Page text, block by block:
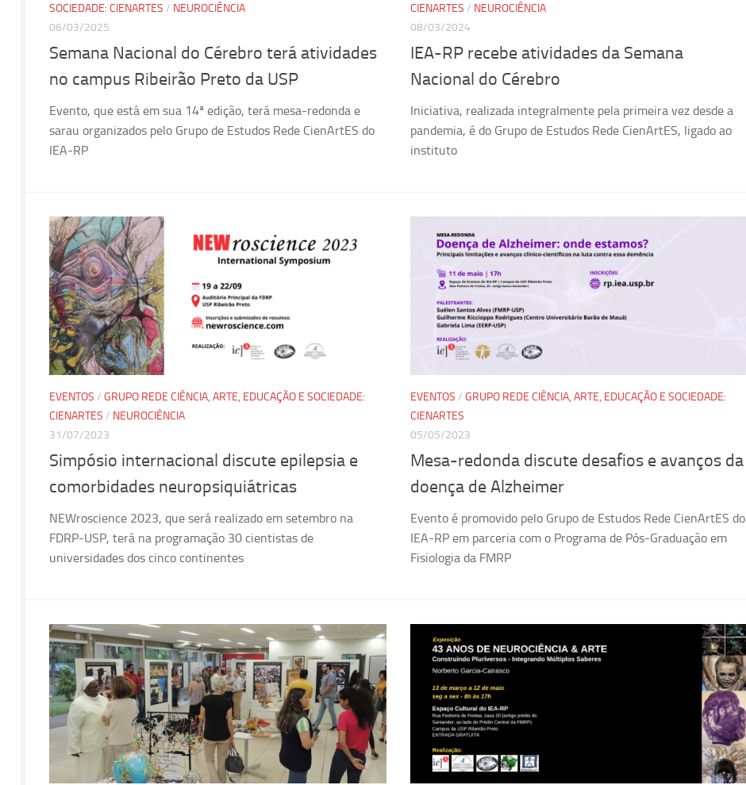
SOCIEDADE: CIENARTES / NEUROCIÊNCIA
06/03/2025
Semana Nacional do Cérebro terá atividades
no campus Ribeirão Preto da USP
Evento, que está em sua 14ª edição, terá mesa-redonda e
sarau organizados pelo Grupo de Estudos Rede CienArtES do
IEA-RP
CIENARTES / NEUROCIÊNCIA
08/03/2024
IEA-RP recebe atividades da Semana
Nacional do Cérebro
Iniciativa, realizada integralmente pela primeira vez desde a
pandemia, é do Grupo de Estudos Rede CienArtES, ligado ao
instituto
EVENTOS / GRUPO REDE CIÊNCIA, ARTE, EDUCAÇÃO E SOCIEDADE:
CIENARTES / NEUROCIÊNCIA
31/07/2023
Simpósio internacional discute epilepsia e
comorbidades neuropsiquiátricas
NEWroscience 2023, que será realizado em setembro na
FDRP-USP, terá na programação 30 cientistas de
universidades dos cinco continentes
EVENTOS / GRUPO REDE CIÊNCIA, ARTE, EDUCAÇÃO E SOCIEDADE:
CIENARTES
05/05/2023
Mesa-redonda discute desafios e avanços da
doença de Alzheimer
Evento é promovido pelo Grupo de Estudos Rede CienArtES do
IEA-RP em parceria com o Programa de Pós-Graduação em
Fisiologia da FMRP